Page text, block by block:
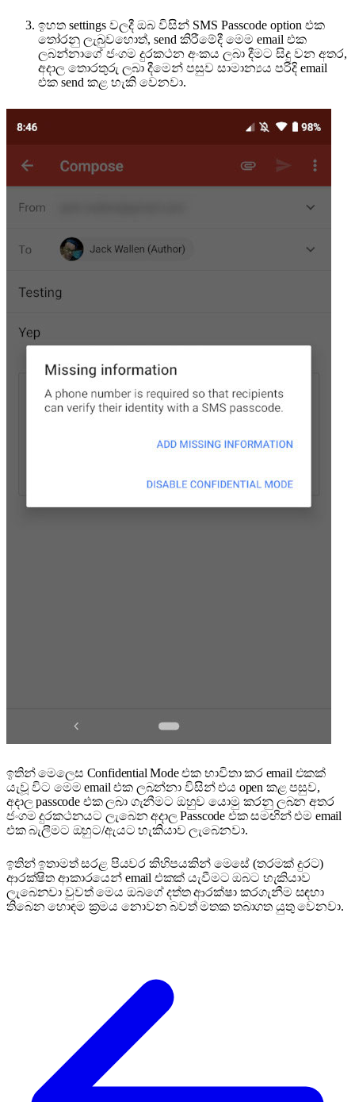
ඉහත settings වලදී ඔබ විසින් SMS Passcode option එක
තෝරනු ලැබුවහොත්, send කිරීමේදී මෙම email එක
ලබන්නාගේ ජංගම දුරකථන අංකය ලබා දීමට සිදු වන අතර,
අදාල තොරතුරු ලබා දීමෙන් පසුව සාමාන්‍යය පරිදි email
එක send කළ හැකි වෙනවා.
ඉතින් මෙලෙස Confidential Mode එක භාවිතා කර email එකක්
යැවූ විට මෙම email එක ලබන්නා විසින් එය open කළ පසුව,
අදාල passcode එක ලබා ගැනීමට ඔහුව යොමු කරනු ලබන අතර
ජංගම දුරකථනයට ලැබෙන අදාල Passcode එක සමඟින් එම email
එක බැලීමට ඔහුට/ඇයට හැකියාව ලැබෙනවා.
ඉතින් ඉතාමත් සරළ පියවර කිහිපයකින් මෙසේ (තරමක් දුරට)
ආරක්ෂිත ආකාරයෙන් email එකක් යැවීමට ඔබට හැකියාව
ලැබෙනවා වුවත් මෙය ඔබගේ දත්ත ආරක්ෂා කරගැනීම සඳහා
තිබෙන හොඳම ක්‍රමය නොවන බවත් මතක තබාගත යුතු වෙනවා.